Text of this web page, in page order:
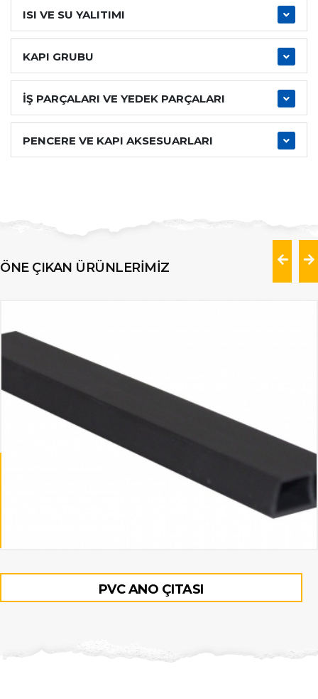
ISI VE SU YALITIMI
KAPI GRUBU
İŞ PARÇALARI VE YEDEK PARÇALARI
PENCERE VE KAPI AKSESUARLARI
ÖNE ÇIKAN ÜRÜNLERİMİZ
PVC ANO ÇITASI